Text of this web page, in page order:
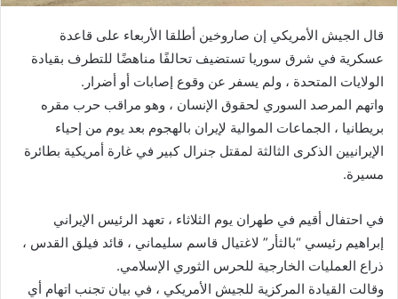
و
ن
ي
ا
قال الجيش الأمريكي إن صاروخين أطلقا الأربعاء على قاعدة
عسكرية في شرق سوريا تستضيف تحالفًا مناهضًا للتطرف بقيادة
الولايات المتحدة ، ولم يسفر عن وقوع إصابات أو أضرار.
واتهم المرصد السوري لحقوق الإنسان ، وهو مراقب حرب مقره
بريطانيا ، الجماعات الموالية لإيران بالهجوم بعد يوم من إحياء
الإيرانيين الذكرى الثالثة لمقتل جنرال كبير في غارة أمريكية بطائرة
مسيرة.
في احتفال أقيم في طهران يوم الثلاثاء ، تعهد الرئيس الإيراني
إبراهيم رئيسي “بالثأر” لاغتيال قاسم سليماني ، قائد فيلق القدس ،
ذراع العمليات الخارجية للحرس الثوري الإسلامي.
وقالت القيادة المركزية للجيش الأمريكي ، في بيان تجنب اتهام أي